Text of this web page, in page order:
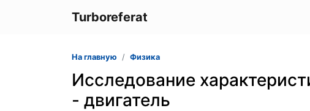
Turboreferat
На главную Физика
Исследование
- двигатель